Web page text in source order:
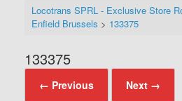
Locotrans SPRL - Exclusive Store
Enfield Brussels > 133375
133375
← Previous Next →